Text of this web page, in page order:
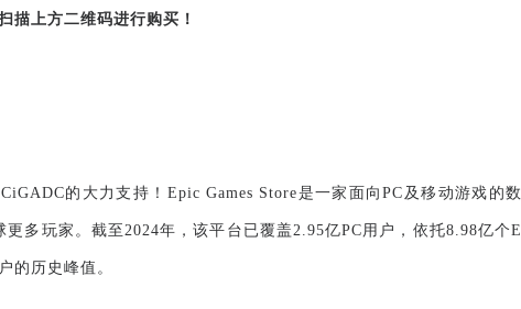
描上方二维码进行购买！
的大力支持！ Epic Games Store是一家面向PC 及移动游戏的数
更多玩家。截至 2024年，该平台已覆盖 2.95亿PC 用户，依托8.98亿个E
的历史峰值。